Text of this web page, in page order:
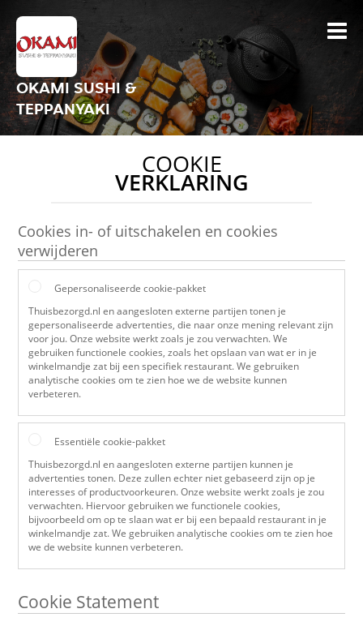
OKAMI SUSHI &
TEPPANYAKI
COOKIE
VERKLARING
Cookies in- of uitschakelen en cookies
verwijderen
Gepersonaliseerde cookie-pakket
Thuisbezorgd.nl en aangesloten externe partijen tonen je
gepersonaliseerde advertenties, die naar onze mening relevant zijn
voor jou. Onze website werkt zoals je zou verwachten. We
gebruiken functionele cookies, zoals het opslaan van wat er in je
winkelmandje zat bij een specifiek restaurant. We gebruiken
analytische cookies om te zien hoe we de website kunnen
verbeteren.
Essentiële cookie-pakket
Thuisbezorgd.nl en aangesloten externe partijen kunnen je
advertenties tonen. Deze zullen echter niet gebaseerd zijn op je
interesses of productvoorkeuren. Onze website werkt zoals je zou
verwachten. Hiervoor gebruiken we functionele cookies,
bijvoorbeeld om op te slaan wat er bij een bepaald restaurant in je
winkelmandje zat. We gebruiken analytische cookies om te zien hoe
we de website kunnen verbeteren.
Cookie Statement